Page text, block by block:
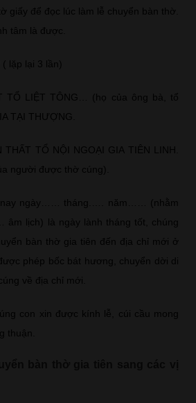
giấy để đọc lúc làm lễ chuyển bàn thờ.
tâm là được.
lặp lại 3 lần)
TỔ LIỆT TÔNG… (họ của ông bà, tổ
TẠI THƯỢNG.
THẤT TỔ NỘI NGOẠI GIA TIÊN LINH.
người được thờ cúng).
ngày…… tháng.…. năm…… (nhằm
lịch) là ngày lành tháng tốt, chúng
bàn thờ gia tiên đến địa chỉ mới ở
phép bốc bát hương, chuyển dời di
về địa chỉ mới.
con xin được kính lễ, cúi cầu mong
thuận.